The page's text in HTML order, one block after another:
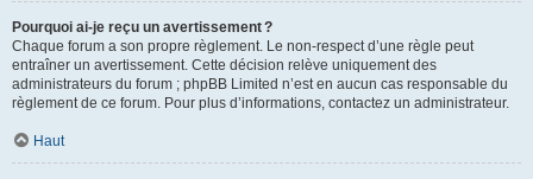
Pourquoi ai-je reçu un avertissement ?
Chaque forum a son propre règlement. Le non-respect d’une règle peut
entraîner un avertissement. Cette décision relève uniquement des
administrateurs du forum ; phpBB Limited n’est en aucun cas responsable du
règlement de ce forum. Pour plus d’informations, contactez un administrateur.
Haut